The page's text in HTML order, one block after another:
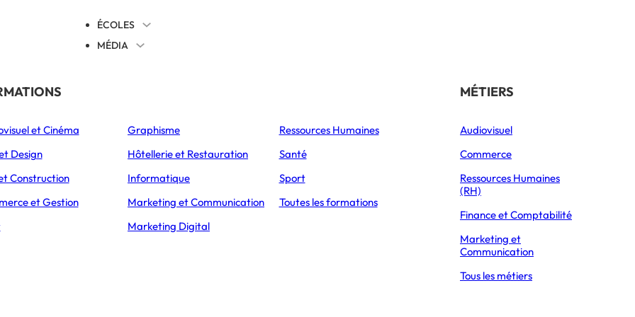
ÉCOLES
MÉDIA
Éducation
L’Express Éducation
Bachelors
L’Express Éducation
Masters
THÉMATIQUES
Orientation
Vie étudiante
Formations
Partir à l’étranger
et Cinéma
Design
Construction
et Gestion
Graphisme
Hôtellerie et Restauration
Informatique
Marketing et Communication
Marketing Digital
Ressources Humaines
Santé
Sport
Toutes les formations
MÉTIERS
Audiovisuel
Commerce
Ressources Humaines
(RH)
Finance et Comptabilité
Marketing et
Communication
Tous les métiers
ARTICLES ATOUT SENIOR, LE PROGRAMME POUR ACCÉLÉRER L’EMPLOYABILITÉ DES PLUS DE 50 ANS